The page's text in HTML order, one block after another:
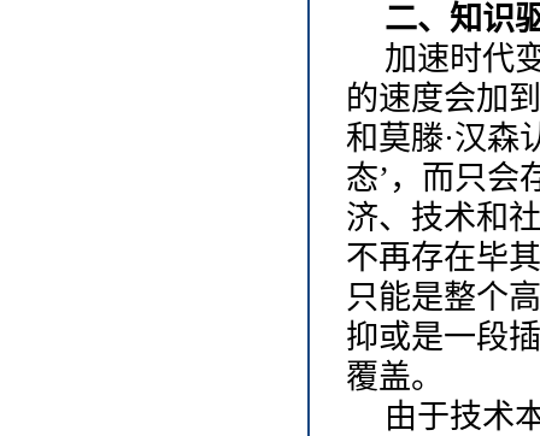
二、知识
加速时代
的速度会加
和莫滕·汉森
态’，而只会
济、技术和
不再存在毕
只能是整个
抑或是一段
覆盖。
由于技术